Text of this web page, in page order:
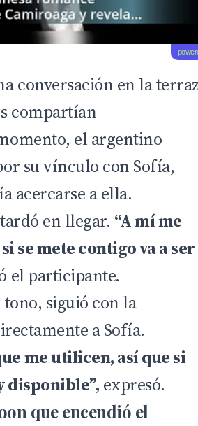
conversación en la
compartían
el argentino
su vínculo con Sofía,
acercarse a ella.
en llegar. “A mí me
se mete contigo va a ser
el participante.
siguió con la
a Sofía.
me utilicen, así que si
disponible”, expresó.
que encendió el